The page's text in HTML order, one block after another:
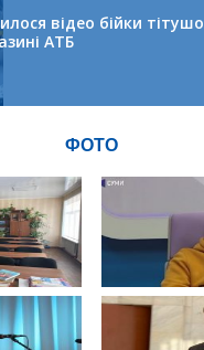
відео бійки
АТБ
ФОТО